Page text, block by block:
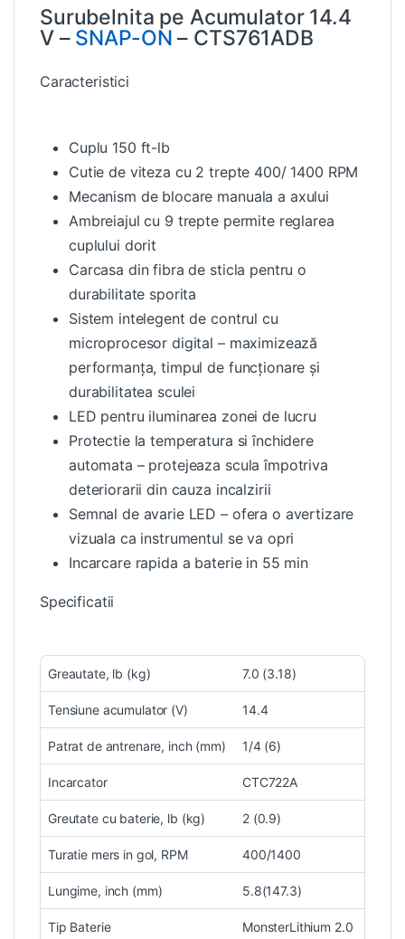
Surubelnita pe Acumulator 14.4
V – SNAP-ON – CTS761ADB
Caracteristici
Cuplu 150 ft-lb
Cutie de viteza cu 2 trepte 400/ 1400 RPM
Mecanism de blocare manuala a axului
Ambreiajul cu 9 trepte permite reglarea
cuplului dorit
Carcasa din fibra de sticla pentru o
durabilitate sporita
Sistem intelegent de contrul cu
microprocesor digital – maximizează
performanța, timpul de funcționare și
durabilitatea sculei
LED pentru iluminarea zonei de lucru
Protectie la temperatura si închidere
automata – protejeaza scula împotriva
deteriorarii din cauza incalzirii
Semnal de avarie LED – ofera o avertizare
vizuala ca instrumentul se va opri
Incarcare rapida a baterie in 55 min
Specificatii
Greautate, lb (kg) 7.0 (3.18)
Tensiune acumulator (V) 14.4
Patrat de antrenare, inch (mm) 1/4 (6)
Incarcator CTC722A
Greutate cu baterie, lb (kg) 2 (0.9)
Turatie mers in gol, RPM 400/1400
Lungime, inch (mm) 5.8(147.3)
Tip Baterie MonsterLithium 2.0